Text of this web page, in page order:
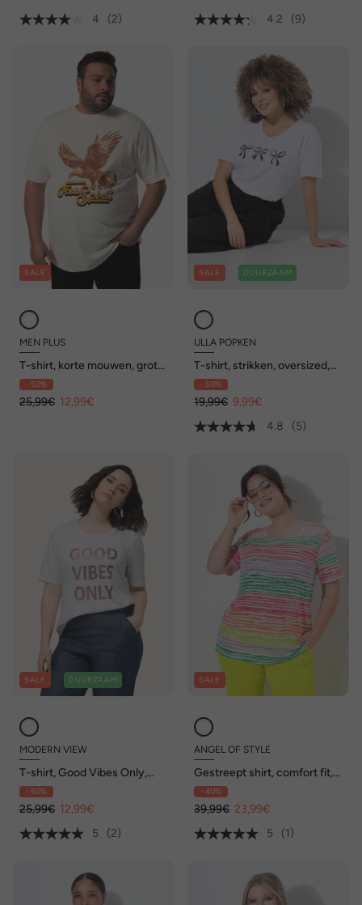
4
(2)
4.2
(9)
SALE
MEN PLUS
T-shirt, korte mouwen, grote
print, ronde hals, tot 8XL
- 50%
25,99€ 12,99€
SALE DUURZAAM
ULLA POPKEN
T-shirt, strikken, oversized,
V-hals, korte mouwen
- 50%
19,99€ 9,99€
4.8
(5)
SALE DUURZAAM
MODERN VIEW
T-shirt, Good Vibes Only,
ronde hals, korte mouwen
- 50%
25,99€ 12,99€
5
(2)
SALE
ANGEL OF STYLE
Gestreept shirt, comfort fit,
halflange mouwen
- 40%
39,99€ 23,99€
5
(1)